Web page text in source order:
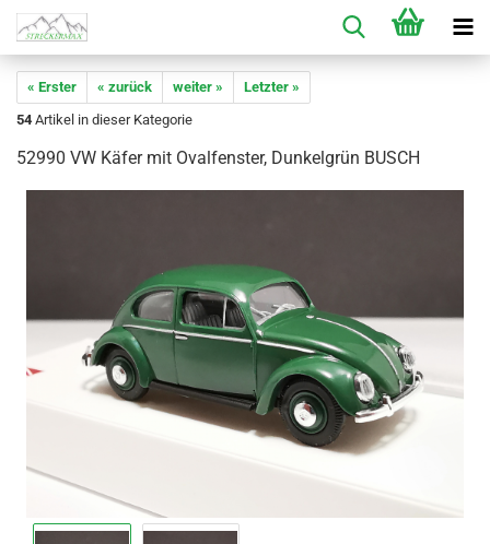
« Erster « zurück weiter »
Letzter »
54 Artikel in dieser Kategorie
52990 VW Käfer mit Ovalfenster, Dunkelgrün BUSCH